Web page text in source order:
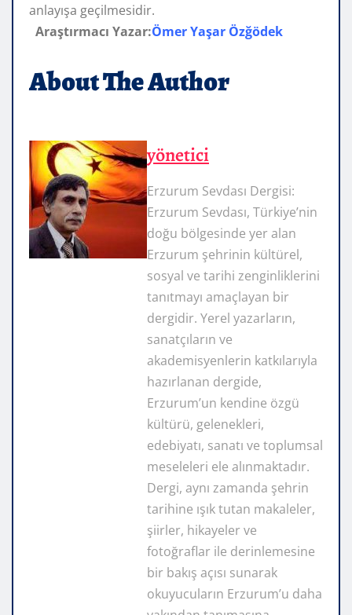
anlayışa geçilmesidir.
Araştırmacı Yazar:Ömer Yaşar Özğödek
About The Author
yönetici
Erzurum Sevdası Dergisi:
Erzurum Sevdası, Türkiye’nin
doğu bölgesinde yer alan
Erzurum şehrinin kültürel,
sosyal ve tarihi zenginliklerini
tanıtmayı amaçlayan bir
dergidir. Yerel yazarların,
sanatçıların ve
akademisyenlerin katkılarıyla
hazırlanan dergide,
Erzurum’un kendine özgü
kültürü, gelenekleri,
edebiyatı, sanatı ve toplumsal
meseleleri ele alınmaktadır.
Dergi, aynı zamanda şehrin
tarihine ışık tutan makaleler,
şiirler, hikayeler ve
fotoğraflar ile derinlemesine
bir bakış açısı sunarak
okuyucuların Erzurum’u daha